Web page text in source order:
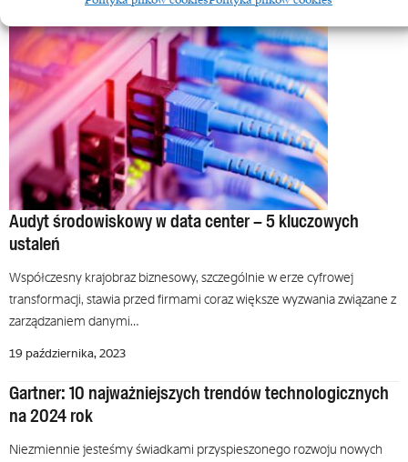
Audyt środowiskowy w data center – 5 kluczowych
ustaleń
Współczesny krajobraz biznesowy, szczególnie w erze cyfrowej
transformacji, stawia przed firmami coraz większe wyzwania związane z
zarządzaniem danymi…
19 października, 2023
Gartner: 10 najważniejszych trendów technologicznych
na 2024 rok
Niezmiennie jesteśmy świadkami przyspieszonego rozwoju nowych